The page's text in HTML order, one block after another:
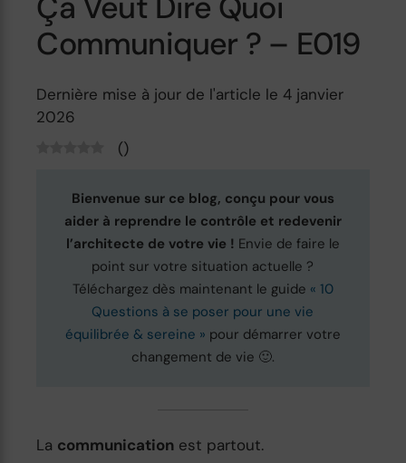
Communiquer ? – E019
Dernière mise à jour de l'article le 4 janvier
2026
()
Bienvenue sur ce blog, conçu pour vous
aider à reprendre le contrôle et redevenir
l’architecte de votre vie ! Envie de faire le
point sur votre situation actuelle ?
Téléchargez dès maintenant le guide « 10
Questions à se poser pour une vie
équilibrée & sereine » pour démarrer votre
changement de vie 🙂.
La communication est partout.